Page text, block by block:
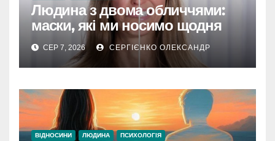
Людина з двома обличчями:
маски, які ми носимо щодня
СЕР 7, 2026 СЕРГІЄНКО ОЛЕКСАНДР
ВІДНОСИНИ ЛЮДИНА ПСИХОЛОГІЯ